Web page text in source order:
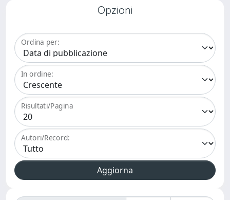
Opzioni
Ordina per:
In ordine:
Risultati/Pagina
Autori/Record: